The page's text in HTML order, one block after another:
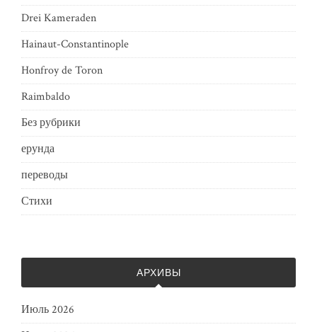
Drei Kameraden
Hainaut-Constantinople
Honfroy de Toron
Raimbaldo
Без рубрики
ерунда
переводы
Стихи
АРХИВЫ
Июль 2026